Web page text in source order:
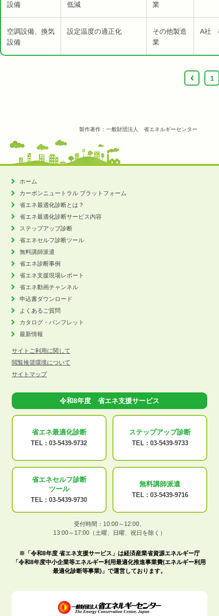
設備
低減
業
空調設備、換気
設備
設定温度の適正化
その他製造
業
A社
‹ 1
製作著作：一般財団法人 省エネルギーセンター
ホーム
カーボンニュートラル プラットフォーム
省エネ最適化診断とは？
省エネ最適化診断サービス内容
ステップアップ診断
省エネセルフ診断ツール
無料講師派遣
省エネ診断事例
省エネ支援現場レポート
省エネ動画チャンネル
申込書ダウンロード
よくあるご質問
カタログ・パンフレット
最新情報
サイトご利用に関して
閲覧推奨環境について
サイトマップ
令和8年度 省エネ支援サービス
省エネ最適化診断
TEL : 03-5439-9732
ステップアップ診断
TEL : 03-5439-9733
省エネセルフ診断
ツール
TEL : 03-5439-9730
無料講師派遣
TEL : 03-5439-9716
受付時間：10:00～12:00、
13:00～17:00（土曜、日曜、祝日を除く）
※「令和8年度 省エネ支援サービス」は経済産業省資源エネルギー庁
「令和8年度中小企業等エネルギー利用最適化推進事業費(エネルギー利用
最適化診断等事業)」で運営しております。